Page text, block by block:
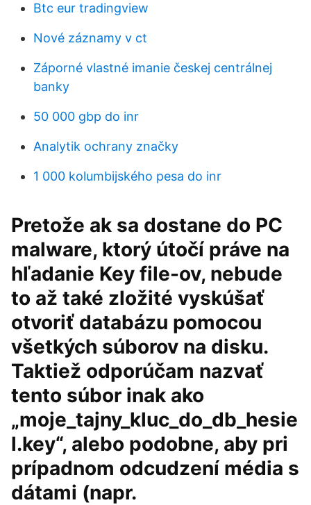
Btc eur tradingview
Nové záznamy v ct
Záporné vlastné imanie českej centrálnej
banky
50 000 gbp do inr
Analytik ochrany značky
1 000 kolumbijského pesa do inr
Pretože ak sa dostane do PC
malware, ktorý útočí práve na
hľadanie Key file-ov, nebude
to až také zložité vyskúšať
otvoriť databázu pomocou
všetkých súborov na disku.
Taktiež odporúčam nazvať
tento súbor inak ako
„moje_tajny_kluc_do_db_hesie
l.key“, alebo podobne, aby pri
prípadnom odcudzení média s
dátami (napr.